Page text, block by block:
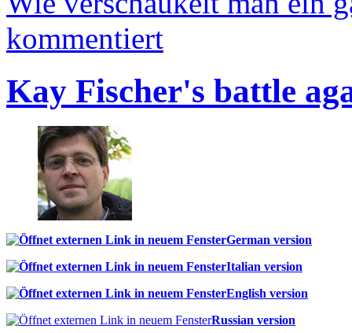
kommentiert
Kay Fischer's battle
German version
Italian version
English version
Russian version